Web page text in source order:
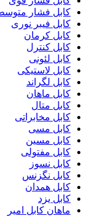
کابل فشار
کابل فیبر نوری
کابل کرمان
کابل کنترل
کابل لئونی
کابل لاستیکی
کابل لگراند
کابل ماهان
کابل متال
کابل مخابراتی
کابل مسی
کابل مسین
کابل مفتولی
کابل نسوز
کابل نگزنس
کابل همدان
کابل یزد
ماهان کابل امیر